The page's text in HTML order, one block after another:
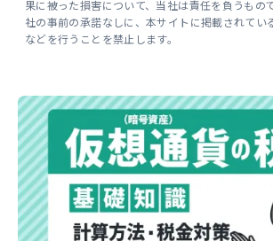
果に被った損害について、当社は責任を負うもの
社の事前の承諾なしに、本サイトに掲載されてい
などを行うことを禁止します。